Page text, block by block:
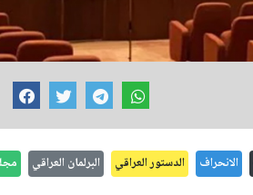
الانحراف الدستور العراقي البرلمان العراقي